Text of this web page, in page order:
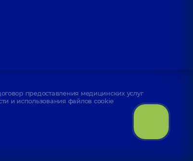
предоставления медицинских услуг
и использования файлов cookie